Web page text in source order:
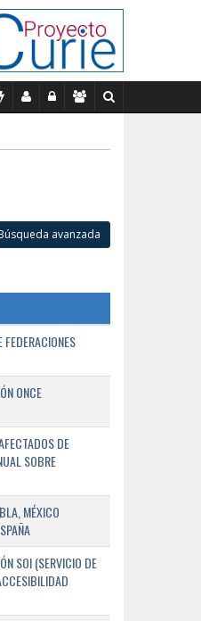
avanzada
ONCE
DE
SOBRE
MÉXICO
SOI (SERVICIO DE